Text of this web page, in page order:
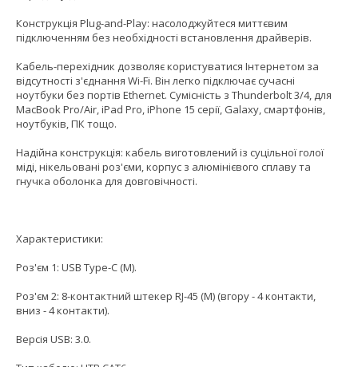
Конструкція Plug-and-Play: насолоджуйтеся миттєвим
підключенням без необхідності встановлення драйверів.
Кабель-перехідник дозволяє користуватися Інтернетом за
відсутності з'єднання Wi-Fi. Він легко підключає сучасні
ноутбуки без портів Ethernet. Сумісність з Thunderbolt 3/4, для
MacBook Pro/Air, iPad Pro, iPhone 15 серії, Galaxy, смартфонів,
ноутбуків, ПК тощо.
Надійна конструкція: кабель виготовлений із суцільної голої
міді, нікельовані роз'єми, корпус з алюмінієвого сплаву та
гнучка оболонка для довговічності.
Характеристики:
Роз'єм 1: USB Type-C (M).
Роз'єм 2: 8-контактний штекер RJ-45 (M) (вгору - 4 контакти,
вниз - 4 контакти).
Версія USB: 3.0.